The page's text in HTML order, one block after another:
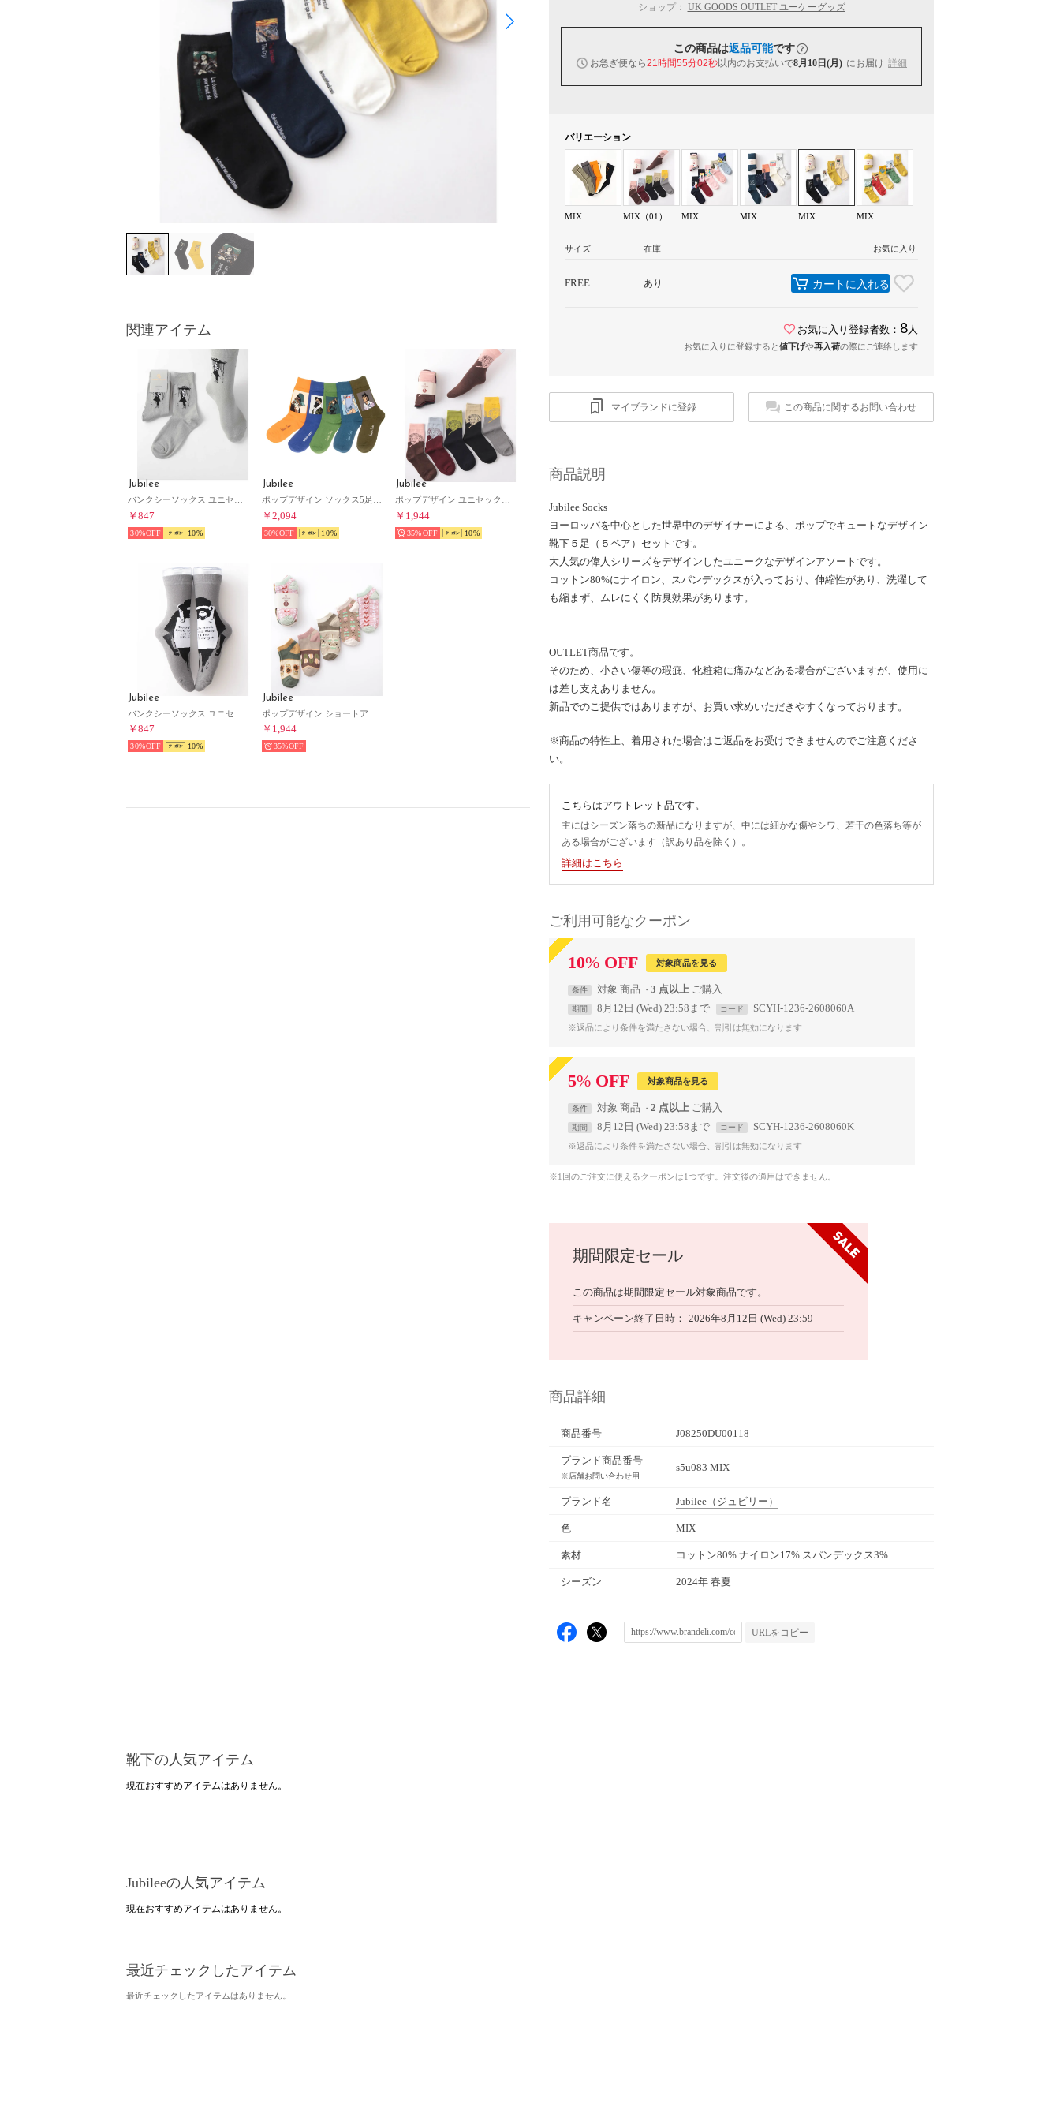
関連アイテム
Jubilee
￥847
30% 10
Jubilee
￥2,094
30% 10
Jubilee
￥1,944
35% 10
Jubilee
￥847
30% 10
Jubilee
￥1,944
35%
ショップ： UK GOODS OUTLET ユーケーグッズ
この商品は返品可能です
お急ぎ便なら21時間55分01秒以内のお支払いで8月10日(月) にお届け 詳細
バリエーション
MIX MIX（01） MIX MIX MIX MIX
サイズ 在庫 お気に入り
FREE あり カートに入れる
お気に入り登録者数： 8 人
お気に入りに登録すると値下げや再入荷の際にご連絡します
マイブランドに登録 この商品に関するお問い合わせ
商品説明
Jubilee Socks
ヨーロッパを中心とした世界中のデザイナーによる、ポップでキュートなデザイン
靴下５足（５ペア）セットです。
大人気の偉人シリーズをデザインしたユニークなデザインアソートです。
コットン80%にナイロン、スパンデックスが入っており、伸縮性があり、洗濯して
も縮まず、ムレにくく防臭効果があります。
OUTLET商品です。
そのため、小さい傷等の瑕疵、化粧箱に痛みなどある場合がございますが、使用に
は差し支えありません。
新品でのご提供ではありますが、お買い求めいただきやすくなっております。
※商品の特性上、着用された場合はご返品をお受けできませんのでご注意くださ
い。
こちらはアウトレット品です。
主にはシーズン落ちの新品になりますが、中には細かな傷やシワ、若干の色落ち等が
ある場合がございます（訳あり品を除く）。
詳細はこちら
ご利用可能なクーポン
10% OFF 対象商品を見る
条件 対象 商品 3 点以上
期間 8月12日 (Wed) 23:58まで コード SCYH-1236-2608060A
※返品により条件を満たさない場合、割引は無効になります
5% OFF 対象商品を見る
条件 対象 商品 2 点以上
期間 8月12日 (Wed) 23:58まで コード SCYH-1236-2608060K
※返品により条件を満たさない場合、割引は無効になります
※1回のご注文に使えるクーポンは1つです。注文後の適用はできません。
期間限定セール
この商品は期間限定セール対象商品です。
キャンペーン終了日時 2026年8月12日 (Wed) 23:59
商品詳細
商品番号 J08250DU00118
ブランド商品番号
※店舗お問い合わせ用
s5u083 MIX
ブランド名 Jubilee （ジュビリー）
色 MIX
素材 コットン80% ナイロン17% スパンデックス3%
シーズン 2024年 春夏
URLをコピー
靴下の人気アイテム
現在おすすめアイテムはありません。
Jubileeの人気アイテム
現在おすすめアイテムはありません。
最近チェックしたアイテム
最近チェックしたアイテムはありません。